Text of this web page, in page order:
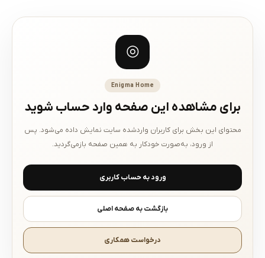
◎
Enigma Home
برای مشاهده این صفحه وارد حساب شوید
محتوای این بخش برای کاربران واردشده سایت نمایش داده می‌شود. پس
از ورود، به‌صورت خودکار به همین صفحه بازمی‌گردید.
ورود به حساب کاربری
بازگشت به صفحه اصلی
درخواست همکاری